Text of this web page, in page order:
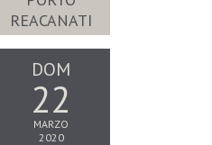
REACANATI
DOM
22
MARZO
2020